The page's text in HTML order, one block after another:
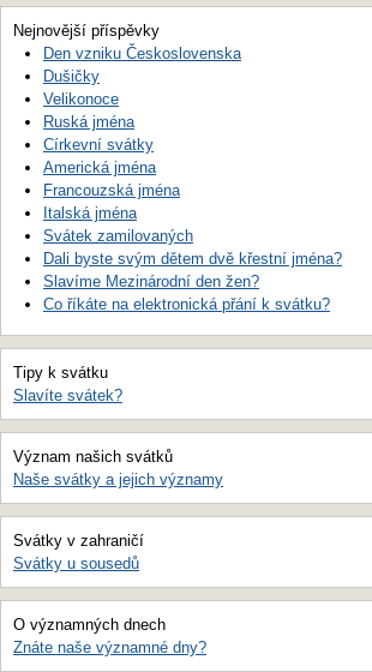
Nejnovější příspěvky
Den vzniku Československa
Dušičky
Velikonoce
Ruská jména
Církevní svátky
Americká jména
Francouzská jména
Italská jména
Svátek zamilovaných
Dali byste svým dětem dvě křestní jména?
Slavíme Mezinárodní den žen?
Co říkáte na elektronická přání k svátku?
Tipy k svátku
Slavíte svátek?
Význam našich svátků
Naše svátky a jejich významy
Svátky v zahraničí
Svátky u sousedů
O významných dnech
Znáte naše významné dny?